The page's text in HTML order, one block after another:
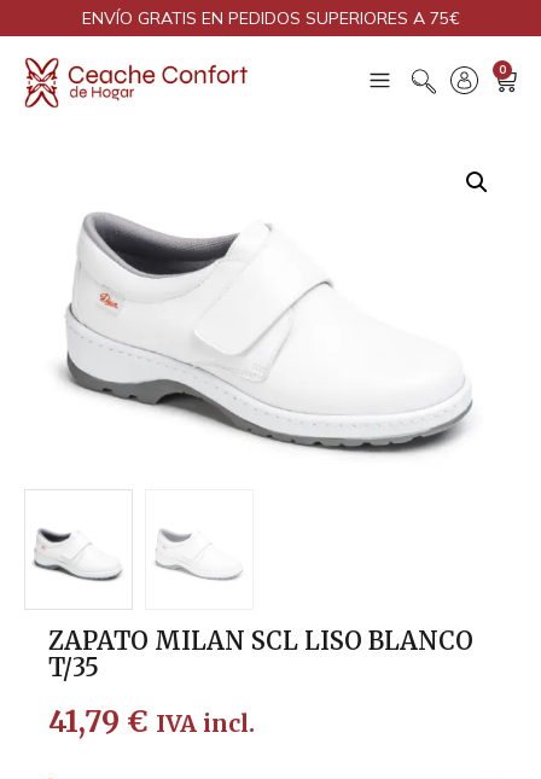
ENVÍO GRATIS EN PEDIDOS SUPERIORES A 75€
0
ZAPATO MILAN SCL LISO BLANCO
T/35
41,79 € IVA incl.